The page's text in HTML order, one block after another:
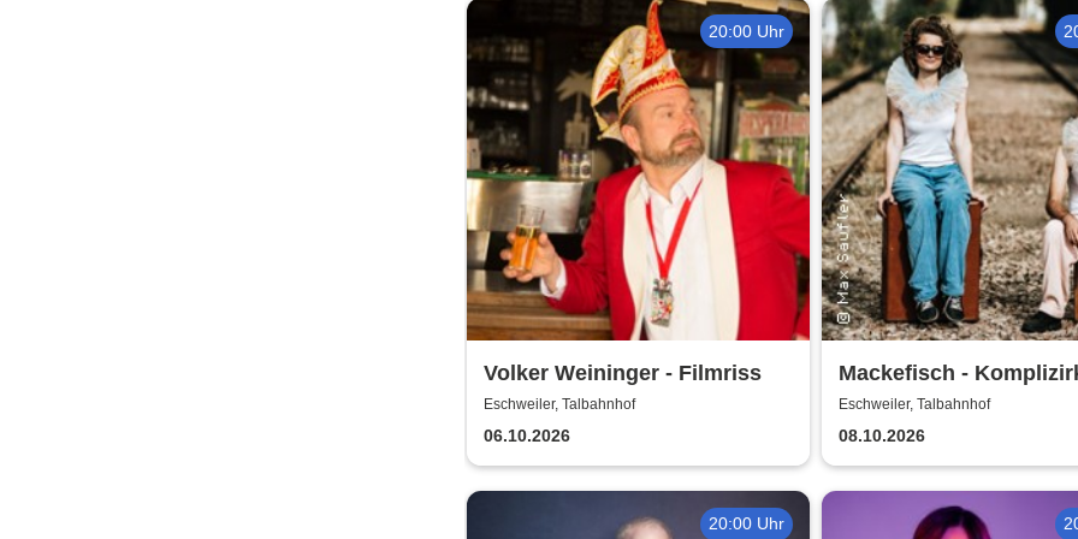
20:00 Uhr
Volker Weininger - Filmriss
Eschweiler, Talbahnhof
06.10.2026
Mackefisch -
Eschweiler, Talbahnhof
08.10.2026
20:00 Uhr